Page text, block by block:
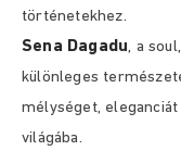
történetekhez.
Sena Dagadu, a
különleges
mélységet,
világába.